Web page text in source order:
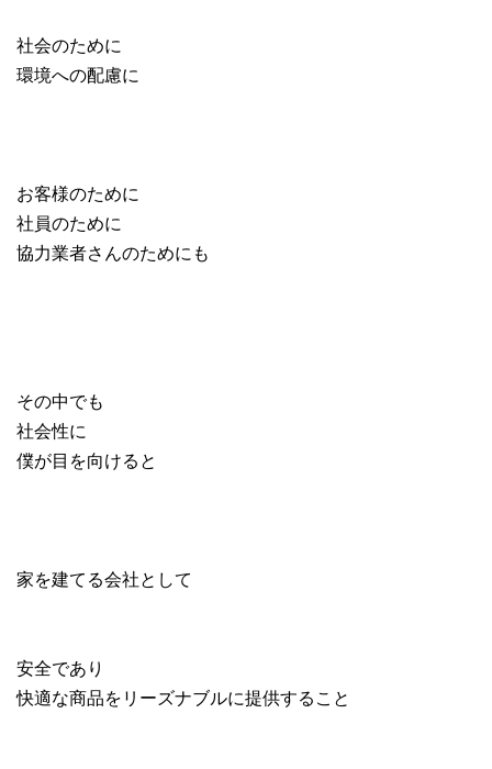
社会のために
環境への配慮に
お客様のために
社員のために
協力業者さんのためにも
その中でも
社会性に
僕が目を向けると
家を建てる会社として
安全であり
快適な商品をリーズナブルに提供すること